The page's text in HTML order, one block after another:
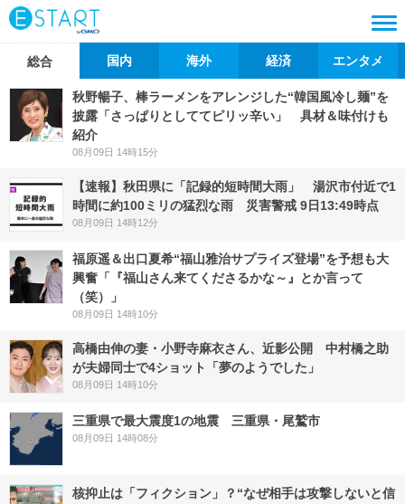
総合 国内 海外 経済 エンタメ
秋野暢子、棒ラーメンをアレンジした“韓国風冷し麺”を
披露「さっぱりとしててピリッ辛い」 具材＆味付けも
紹介
08月09日 14時15分
【速報】秋田県に「記録的短時間大雨」 湯沢市付近で1
時間に約100ミリの猛烈な雨 災害警戒 9日13:49時点
08月09日 14時12分
福原遥＆出口夏希“福山雅治サプライズ登場”を予想も大
興奮「『福山さん来てくださるかな～』とか言って
（笑）」
08月09日 14時10分
高橋由伸の妻・小野寺麻衣さん、近影公開 中村橋之助
が夫婦同士で4ショット「夢のようでした」
08月09日 14時10分
三重県で最大震度1の地震 三重県・尾鷲市
08月09日 14時08分
核抑止は「フィクション」？“なぜ相手は攻撃しないと信